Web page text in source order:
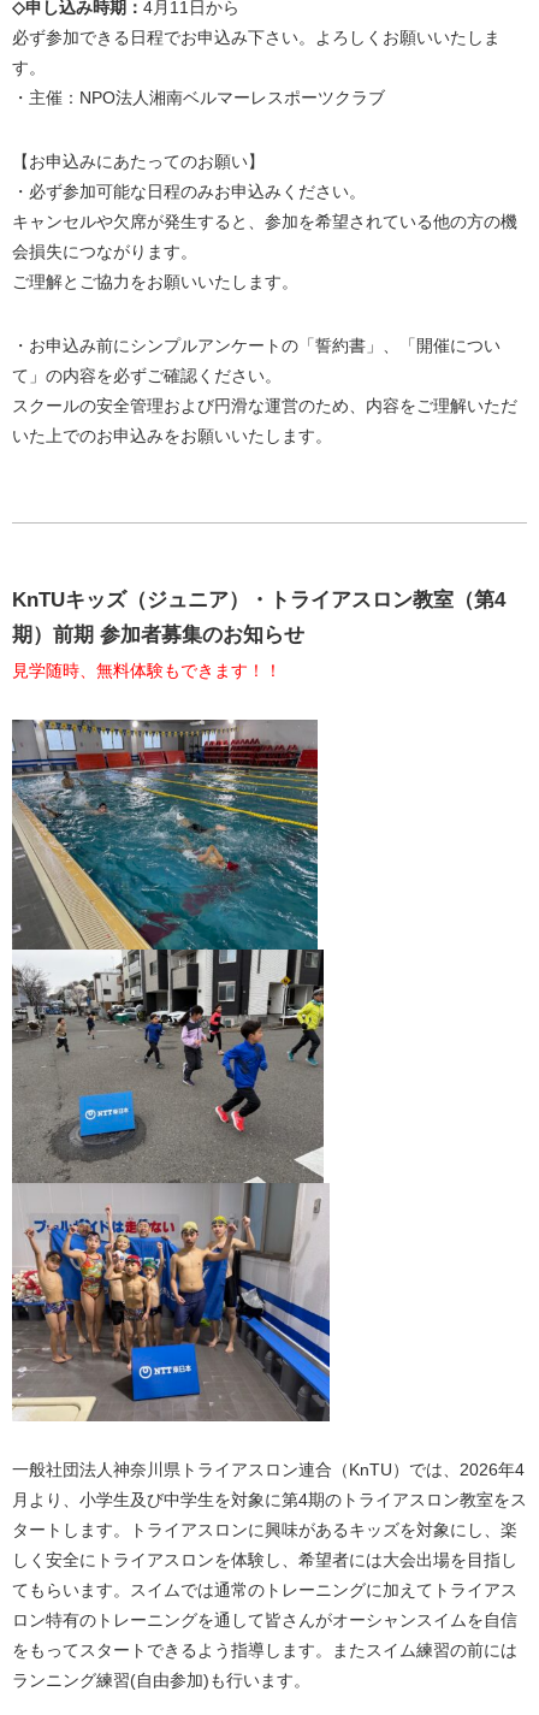
◇申し込み時期： 4月11日から
必ず参加できる日程でお申込み下さい。よろしくお願いいたしま
す。
・主催：NPO法人湘南ベルマーレスポーツクラブ
【お申込みにあたってのお願い】
・必ず参加可能な日程のみお申込みください。
キャンセルや欠席が発生すると、参加を希望されている他の方の機
会損失につながります。
ご理解とご協力をお願いいたします。
・お申込み前にシンプルアンケートの「誓約書」、「開催につい
て」の内容を必ずご確認ください。
スクールの安全管理および円滑な運営のため、内容をご理解いただ
いた上でのお申込みをお願いいたします。
KnTUキッズ（ジュニア）・トライアスロン教室（第4
期）前期 参加者募集のお知らせ
見学随時、無料体験もできます！！
一般社団法人神奈川県トライアスロン連合（KnTU）では、2026年4
月より、小学生及び中学生を対象に第4期のトライアスロン教室をス
タートします。トライアスロンに興味があるキッズを対象にし、楽
しく安全にトライアスロンを体験し、希望者には大会出場を目指し
てもらいます。スイムでは通常のトレーニングに加えてトライアス
ロン特有のトレーニングを通して皆さんがオーシャンスイムを自信
をもってスタートできるよう指導します。またスイム練習の前には
ランニング練習(自由参加)も行います。